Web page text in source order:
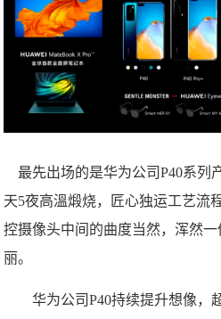
最先出场的是华为公司P40系列
天5夜高溫煅烧，匠心独运工艺流
控摄像头中间的曲度当然，浑然
丽。
华为公司P40持续提升想像，超